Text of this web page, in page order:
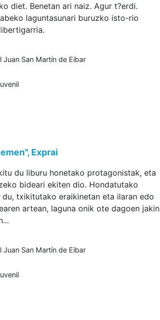
diet. Benetan ari naiz. Agur t?erdi.
laguntasunari buruzko isto-rio
Juan San Martín de Eibar
Exprai
du liburu honetako protagonistak, eta
bideari ekiten dio. Hondatutako
txikitutako eraikinetan eta ilaran edo
artean, laguna onik ote dagoen jakin
Juan San Martín de Eibar